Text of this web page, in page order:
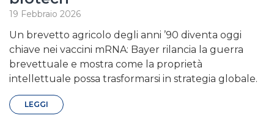
19 Febbraio 2026
Un brevetto agricolo degli anni ’90 diventa oggi
chiave nei vaccini mRNA: Bayer rilancia la guerra
brevettuale e mostra come la proprietà
intellettuale possa trasformarsi in strategia globale.
LEGGI